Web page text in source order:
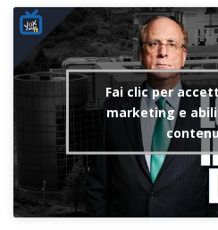
Fai clic per
marketing e